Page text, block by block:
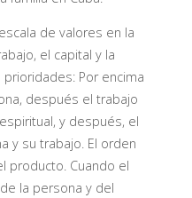
de valores en la
el capital y la
Por encima
después el trabajo
y después, el
y su trabajo. El orden
producto. Cuando el
la persona y del